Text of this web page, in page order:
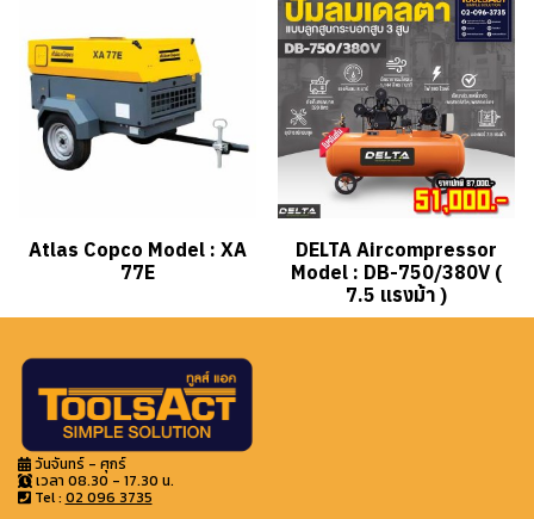
Atlas Copco Model : XA
77E
DELTA Aircompressor
Model : DB-750/380V (
7.5 แรงม้า )
วันจันทร์ - ศุกร์
เวลา 08.30 - 17.30 น.
Tel : 02 096 3735